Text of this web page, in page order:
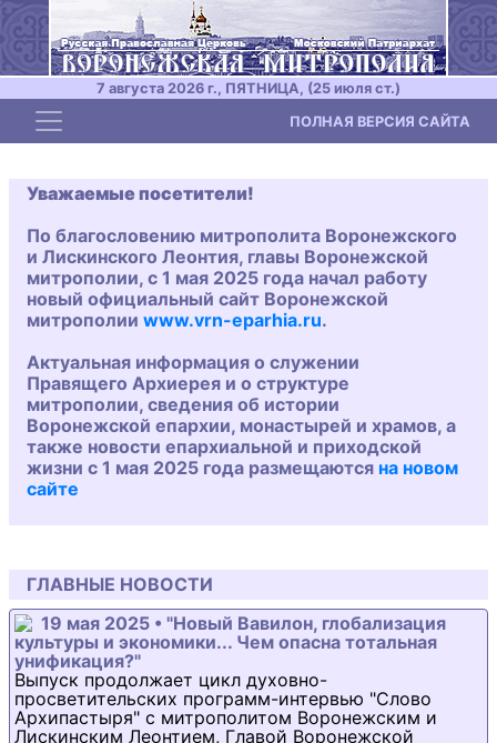
7 августа 2026 г., ПЯТНИЦА, (25 июля ст.)
Toggle navigation ПОЛНАЯ ВЕРСИЯ САЙТА
Уважаемые посетители!
По благословению митрополита Воронежского
и Лискинского Леонтия, главы Воронежской
митрополии, с 1 мая 2025 года начал работу
новый официальный сайт Воронежской
митрополии www.vrn-eparhia.ru.
Актуальная информация о служении
Правящего Архиерея и о структуре
митрополии, сведения об истории
Воронежской епархии, монастырей и храмов, а
также новости епархиальной и приходской
жизни с 1 мая 2025 года размещаются на новом
сайте
ГЛАВНЫЕ НОВОСТИ
19 мая 2025 • "Новый Вавилон, глобализация
культуры и экономики... Чем опасна тотальная
унификация?"
Выпуск продолжает цикл духовно-
просветительских программ-интервью "Слово
Архипастыря" с митрополитом Воронежским и
Лискинским Леонтием, Главой Воронежской